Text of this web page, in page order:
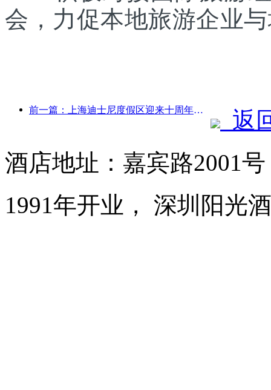
会，力促本地旅游企业
前一篇：上海迪士尼度假区迎来十周年，累计接待游客超1亿人次
返
酒店地址：嘉宾路2001
1991年开业， 深圳阳